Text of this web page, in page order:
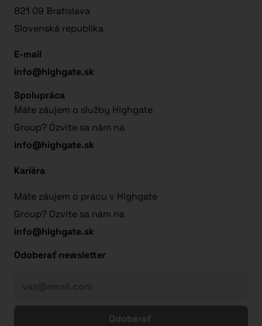
821 09 Bratislava
Slovenská republika
E-mail
info@highgate.sk
Spolupráca
Máte záujem o služby Highgate
Group? Ozvite sa nám na
info@highgate.sk
Kariéra
Máte záujem o prácu v Highgate
Group? Ozvite sa nám na
info@highgate.sk
Odoberať newsletter
Odoberať